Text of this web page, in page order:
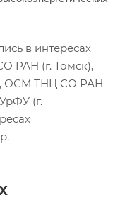
в интересах
РАН (г. Томск),
ОСМ ТНЦ СО РАН
(г.